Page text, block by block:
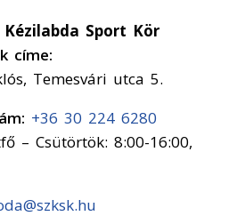
Sport Kör
címe:
Temesvári utca 5.
+36 30 224 6280
– Csütörtök: 8:00-16:00,